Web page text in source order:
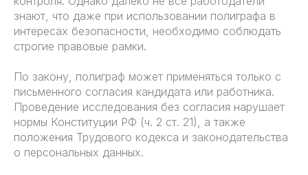
знают, что даже при использовании полиграфа в
интересах безопасности, необходимо соблюдать
строгие правовые рамки.
По закону, полиграф может применяться только с
письменного согласия кандидата или работника.
Проведение исследования без согласия нарушает
нормы Конституции РФ (ч. 2 ст. 21), а также
положения Трудового кодекса и законодательства
о персональных данных.